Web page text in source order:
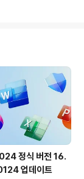
정식 버전 16.
업데이트